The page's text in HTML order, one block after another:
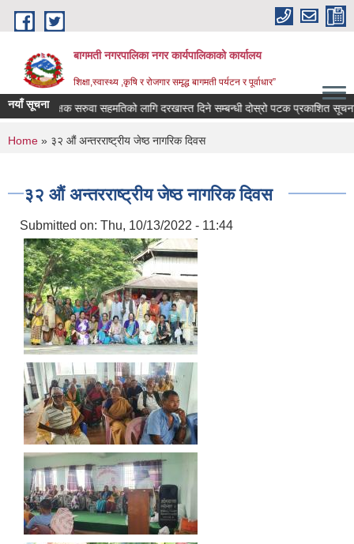
Skip to main content
बागमती नगरपालिका नगर कार्यपालिकाको कार्यालय
शिक्षा,स्वास्थ्य ,कृषि र रोजगार समृद्ध बागमती पर्यटन र पूर्वाधार”
नयाँ सूचना शिक्षक सरुवा सहमतिको लागि दरखास्त दिने सम्बन्धी दोस्रो पटक प्रकाशित सूचना|
You are here
Home » ३२ औं अन्तरराष्ट्रीय जेष्ठ नागरिक दिवस
३२ औं अन्तरराष्ट्रीय जेष्ठ नागरिक दिवस
Submitted on: Thu, 10/13/2022 - 11:44